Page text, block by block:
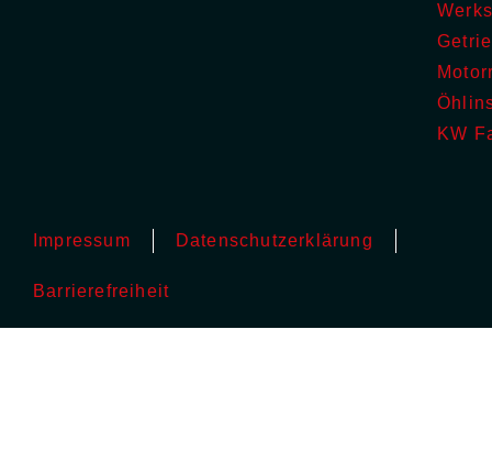
KW
Impressum Datenschutzerklärung
Barrierefreiheit